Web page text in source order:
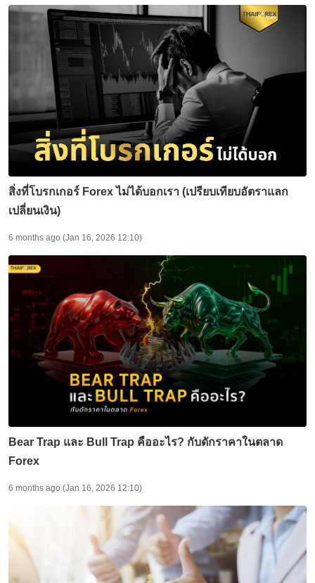
สิ่งที่โบรกเกอร์ Forex ไม่ได้บอกเรา (เปรียบเทียบอัตราแลก
เปลี่ยนเงิน)
6 months ago (Jan 16, 2026 12:10)
Bear Trap และ Bull Trap คืออะไร? กับดักราคาในตลาด
Forex
6 months ago (Jan 16, 2026 12:10)